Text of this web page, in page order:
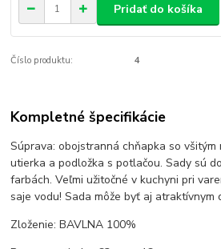
Pridať do košíka
Číslo produktu: 4
Kompletné špecifikácie
Súprava: obojstranná chňapka so všitým
utierka a podložka s potlačou. Sady sú
farbách. Veľmi užitočné v kuchyni pri
saje vodu! Sada môže byť aj atraktívnym
Zloženie: BAVLNA 100%